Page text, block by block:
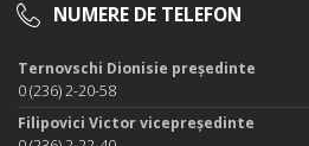
NUMERE DE TELEFON
Ternovschi Dionisie președinte
0 (236) 2-20-58
Filipovici Victor vicepreședinte